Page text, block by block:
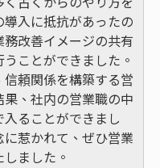
入に抵抗があったの
改善イメージの共有
ことができました。
頼関係を構築する営
、社内の営業職の中
ることができまし
惹かれて、ぜひ営業
ました。